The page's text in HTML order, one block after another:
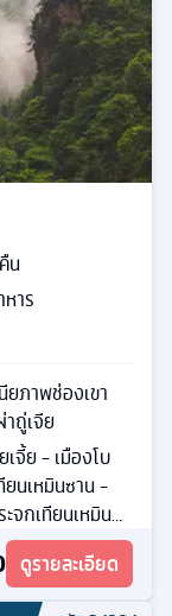
คืน
าร
ภาพช่องเขา
ถู่เจีย
จี้ย - เมืองโบ
ยนเหมินซาน -
จกเทียนเหมิน
ดูรายละเอียด